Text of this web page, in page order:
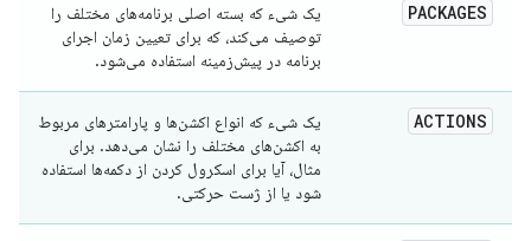
PACKAGES
یک شیء که بسته اصلی برنامه‌های مختلف را
توصیف می‌کند، که برای تعیین زمان اجرای
برنامه در پیش‌زمینه استفاده می‌شود.
ACTIONS
یک شیء که انواع اکشن‌ها و پارامترهای مربوط
به اکشن‌های مختلف را نشان می‌دهد. برای
مثال، آیا برای اسکرول کردن از دکمه‌ها استفاده
شود یا از ژست حرکتی.